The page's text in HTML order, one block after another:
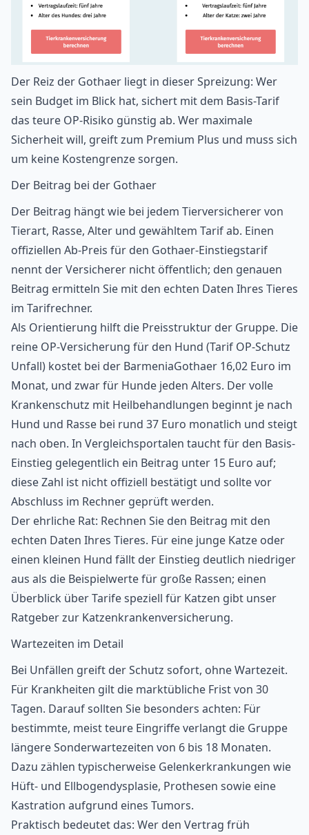
Der Reiz der Gothaer liegt in dieser Spreizung: Wer
sein Budget im Blick hat, sichert mit dem Basis-Tarif
das teure OP-Risiko günstig ab. Wer maximale
Sicherheit will, greift zum Premium Plus und muss sich
um keine Kostengrenze sorgen.
Der Beitrag bei der Gothaer
Der Beitrag hängt wie bei jedem Tierversicherer von
Tierart, Rasse, Alter und gewähltem Tarif ab. Einen
offiziellen Ab-Preis für den Gothaer-Einstiegstarif
nennt der Versicherer nicht öffentlich; den genauen
Beitrag ermitteln Sie mit den echten Daten Ihres Tieres
im Tarifrechner.
Als Orientierung hilft die Preisstruktur der Gruppe. Die
reine OP-Versicherung für den Hund (Tarif OP-Schutz
Unfall) kostet bei der BarmeniaGothaer 16,02 Euro im
Monat, und zwar für Hunde jeden Alters. Der volle
Krankenschutz mit Heilbehandlungen beginnt je nach
Hund und Rasse bei rund 37 Euro monatlich und steigt
nach oben. In Vergleichsportalen taucht für den Basis-
Einstieg gelegentlich ein Beitrag unter 15 Euro auf;
diese Zahl ist nicht offiziell bestätigt und sollte vor
Abschluss im Rechner geprüft werden.
Der ehrliche Rat: Rechnen Sie den Beitrag mit den
echten Daten Ihres Tieres. Für eine junge Katze oder
einen kleinen Hund fällt der Einstieg deutlich niedriger
aus als die Beispielwerte für große Rassen; einen
Überblick über Tarife speziell für Katzen gibt unser
Ratgeber zur Katzenkrankenversicherung.
Wartezeiten im Detail
Bei Unfällen greift der Schutz sofort, ohne Wartezeit.
Für Krankheiten gilt die marktübliche Frist von 30
Tagen. Darauf sollten Sie besonders achten: Für
bestimmte, meist teure Eingriffe verlangt die Gruppe
längere Sonderwartezeiten von 6 bis 18 Monaten.
Dazu zählen typischerweise Gelenkerkrankungen wie
Hüft- und Ellbogendysplasie, Prothesen sowie eine
Kastration aufgrund eines Tumors.
Praktisch bedeutet das: Wer den Vertrag früh